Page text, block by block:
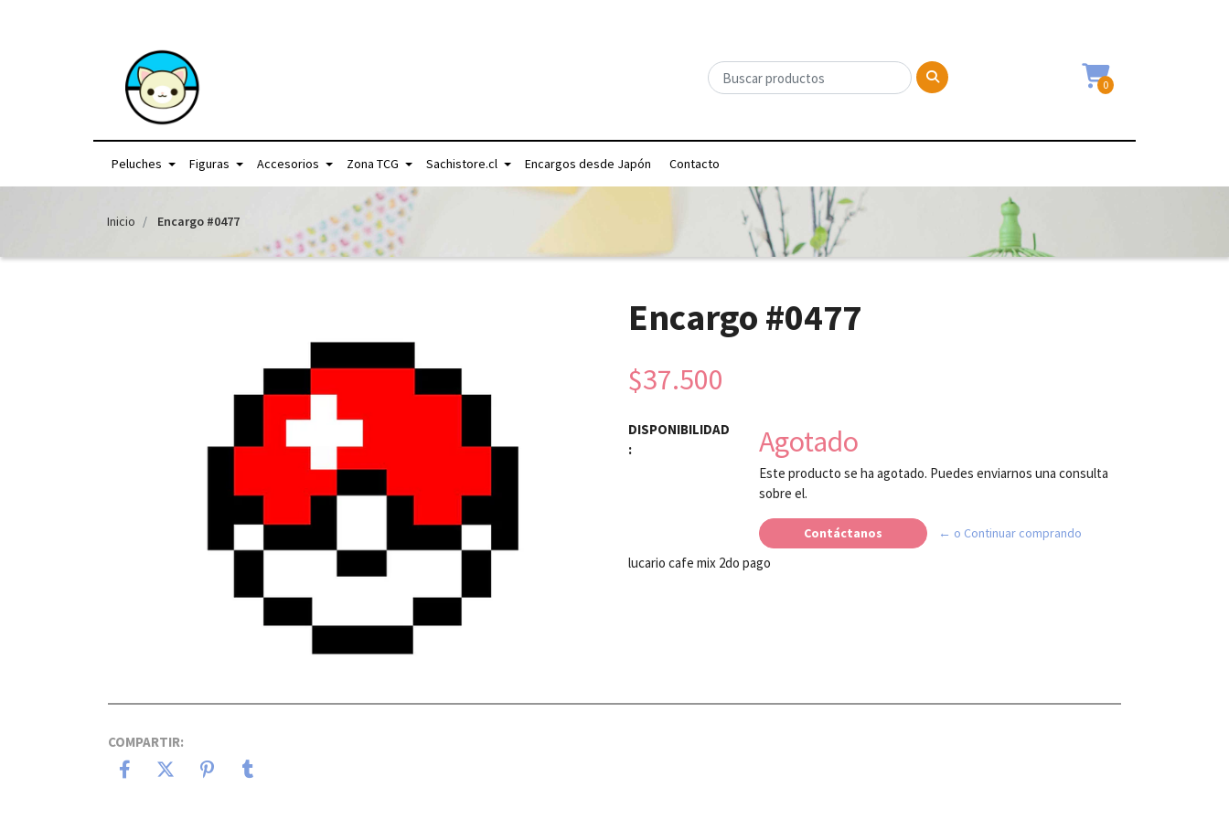
0
Peluches Figuras Accesorios Zona TCG Sachistore.cl Encargos desde Japón Contacto
Inicio Encargo #0477
Encargo #0477
$37.500
DISPONIBILIDAD
:
Agotado
Este producto se ha agotado. Puedes enviarnos una consulta
sobre el.
Contáctanos ← o Continuar comprando
lucario cafe mix 2do pago
COMPARTIR: